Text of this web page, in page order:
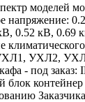
моделей
напряжение:
0.52 кВ, 0.69
УХЛ2,
- под заказ:
блок контейнер